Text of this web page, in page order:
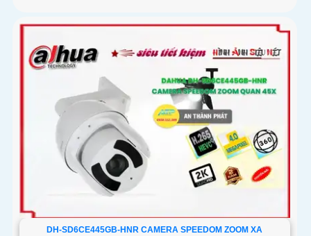
DH-SD6CE445GB-HNR CAMERA SPEEDOM ZOOM XA